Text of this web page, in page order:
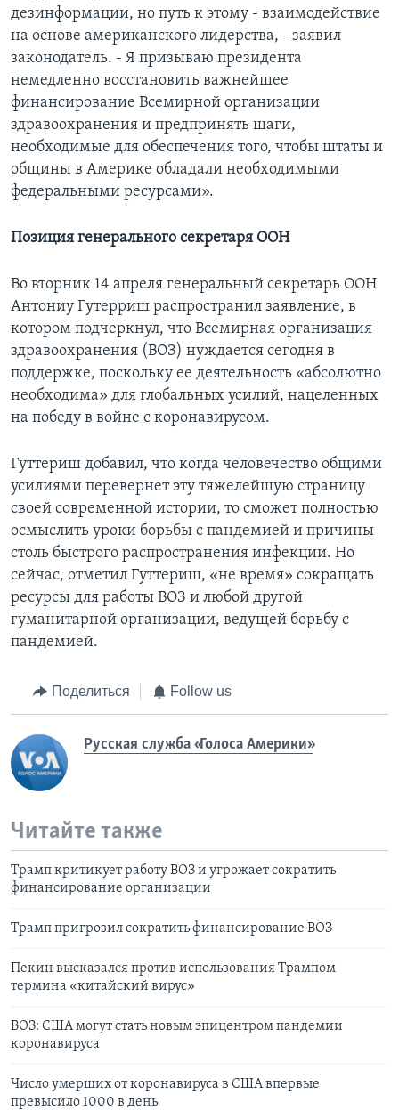
дезинформации, но путь к этому - взаимодействие
на основе американского лидерства, - заявил
законодатель. - Я призываю президента
немедленно восстановить важнейшее
финансирование Всемирной организации
здравоохранения и предпринять шаги,
необходимые для обеспечения того, чтобы штаты и
общины в Америке обладали необходимыми
федеральными ресурсами».
Позиция генерального секретаря ООН
Во вторник 14 апреля генеральный секретарь ООН
Антониу Гутерриш распространил заявление, в
котором подчеркнул, что Всемирная организация
здравоохранения (ВОЗ) нуждается сегодня в
поддержке, поскольку ее деятельность «абсолютно
необходима» для глобальных усилий, нацеленных
на победу в войне с коронавирусом.
Гуттериш добавил, что когда человечество общими
усилиями перевернет эту тяжелейшую страницу
своей современной истории, то сможет полностью
осмыслить уроки борьбы с пандемией и причины
столь быстрого распространения инфекции. Но
сейчас, отметил Гуттериш, «не время» сокращать
ресурсы для работы ВОЗ и любой другой
гуманитарной организации, ведущей борьбу с
пандемией.
Поделиться Follow us
Русская служба «Голоса Америки»
Читайте также
Трамп критикует работу ВОЗ и угрожает сократить
финансирование организации
Трамп пригрозил сократить финансирование ВОЗ
Пекин высказался против использования Трампом
термина «китайский вирус»
ВОЗ: США могут стать новым эпицентром пандемии
коронавируса
Число умерших от коронавируса в США впервые
превысило 1000 в день